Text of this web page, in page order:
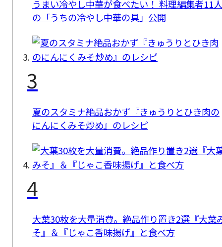
うまい冷やし中華が食べたい！ 料理編集者11人
の「うちの冷やし中華の具」公開
3
夏のスタミナ絶品おかず『きゅうりとひき肉の
にんにくみそ炒め』のレシピ
4
大葉30枚を大量消費。絶品作り置き2選『大葉
そ』＆『じゃこ香味揚げ』と食べ方